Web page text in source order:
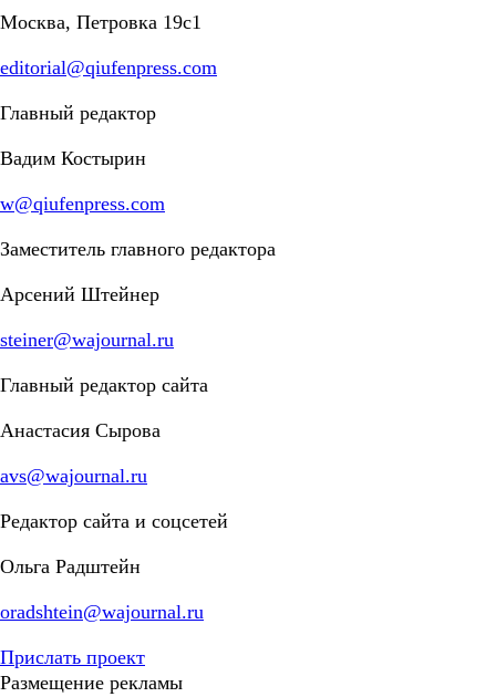
Москва, Петровка 19с1
editorial@qiufenpress.com
Главный редактор
Вадим Костырин
w@qiufenpress.com
Заместитель главного редактора
Арсений Штейнер
steiner@wajournal.ru
Главный редактор сайта
Анастасия Сырова
avs@wajournal.ru
Редактор сайта и соцсетей
Ольга Радштейн
oradshtein@wajournal.ru
Прислать проект
Размещение рекламы